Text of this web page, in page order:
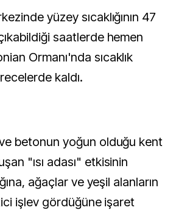
yüzey sıcaklığının 47
saatlerde hemen
Ormanı'nda sıcaklık
kaldı.
betonun yoğun olduğu kent
"ısı adası" etkisinin
ağaçlar ve yeşil alanların
işlev gördüğüne işaret